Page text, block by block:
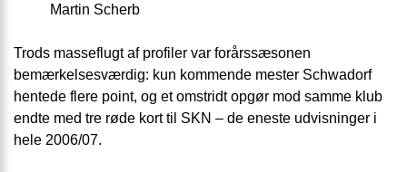
Martin Scherb
Trods masseflugt af profiler var forårssæsonen
bemærkelsesværdig: kun kommende mester Schwadorf
hentede flere point, og et omstridt opgør mod samme klub
endte med tre røde kort til SKN – de eneste udvisninger i
hele 2006/07.